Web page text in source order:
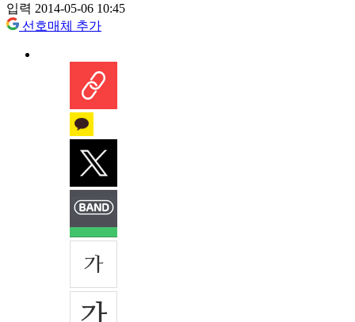
입력 2014-05-06 10:45
선호매체 추가